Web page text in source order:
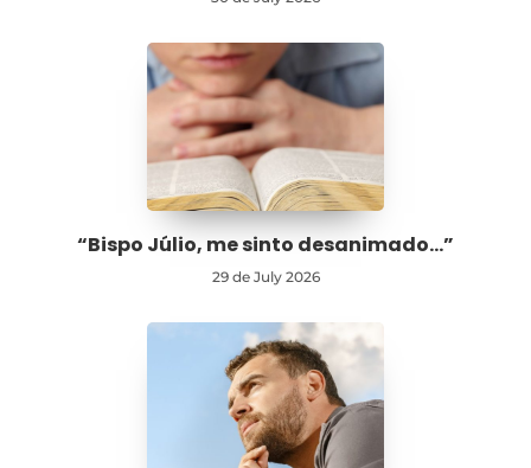
“Bispo Júlio, me sinto desanimado…”
29 de July 2026